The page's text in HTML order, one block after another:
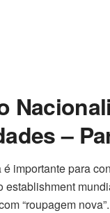
–
importante para
establishment
“roupagem